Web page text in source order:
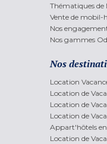
Thématiques de
Vente de mobil-
Nos
Nos gammes
Nos
Location
Location de
Location de
Location de
Appart'hôtels
Location de